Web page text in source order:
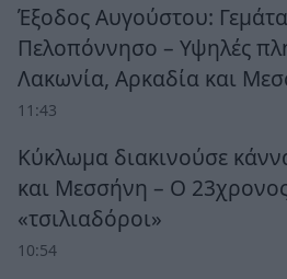
Έξοδος Αυγούστου:
Πελοπόννησο – Υψηλές
Λακωνία, Αρκαδία και
11:43
Κύκλωμα διακινούσε
και Μεσσήνη – Ο
«τσιλιαδόροι»
10:54